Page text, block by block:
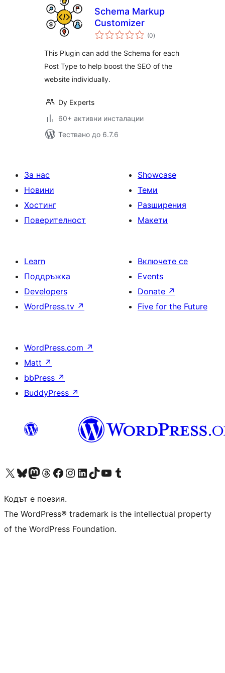
Schema Markup
Customizer
(0общо
оценки
)
This Plugin can add the Schema for each
Post Type to help boost the SEO of the
website individually.
Dy Experts
60+ активни инсталации
Тествано до 6.7.6
За нас
Новини
Хостинг
Поверителност
Showcase
Теми
Разширения
Макети
Learn
Поддръжка
Developers
WordPress.tv ↗
Включете се
Events
Donate ↗
Five for the Future
WordPress.com ↗
Matt ↗
bbPress ↗
BuddyPress ↗
Visit our X (formerly Twitter) account
Visit our Bluesky account
Visit our Mastodon account
Visit our Threads account
Посетете нашата страница във Facebook
Посетете нашия профил в Instagram
Посетете нашия профил в LinkedIn
Visit our TikTok account
Visit our YouTube channel
Visit our Tumblr account
Кодът е поезия.
The WordPress® trademark is the intellectual property
of the WordPress Foundation.